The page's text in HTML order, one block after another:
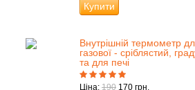
Купити
Внутрішній термометр
газової - сріблястий,
та для печі
Ціна: 190 170 грн.